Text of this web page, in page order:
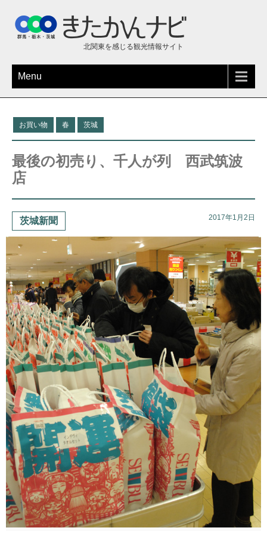
北関東を感じる観光情報サイト
Menu
お買い物 春 茨城
最後の初売り、千人が列 西武筑波
店
茨城新聞 2017年1月2日